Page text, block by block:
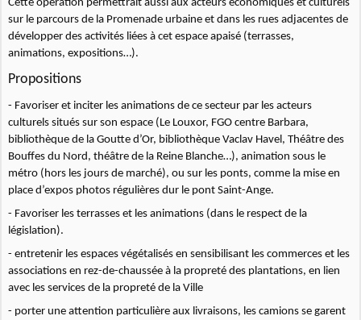
Cette opération permettrait aussi aux acteurs économiques et culturels
sur le parcours de la Promenade urbaine et dans les rues adjacentes de
développer des activités liées à cet espace apaisé (terrasses,
animations, expositions…).
Propositions
- Favoriser et inciter les animations de ce secteur par les acteurs
culturels situés sur son espace (Le Louxor, FGO centre Barbara,
bibliothèque de la Goutte d’Or, bibliothèque Vaclav Havel, Théâtre des
Bouffes du Nord, théâtre de la Reine Blanche…), animation sous le
métro (hors les jours de marché), ou sur les ponts, comme la mise en
place d’expos photos régulières dur le pont Saint-Ange.
- Favoriser les terrasses et les animations (dans le respect de la
législation).
- entretenir les espaces végétalisés en sensibilisant les commerces et les
associations en rez-de-chaussée à la propreté des plantations, en lien
avec les services de la propreté de la Ville
- porter une attention particulière aux livraisons, les camions se garent